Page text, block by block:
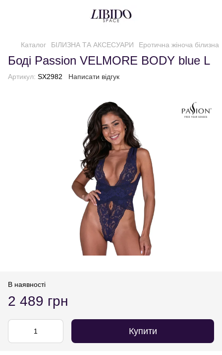
Каталог БІЛИЗНА ТА АКСЕСУАРИ Еротична жіноча білизна
Боді Passion VELMORE BODY blue L
Артикул: SX2982 Написати відгук
В наявності
2 489 грн
Купити